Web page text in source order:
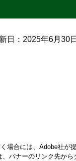
日：2025年6月30
場合には、Adobe社が
バナーのリンク先から